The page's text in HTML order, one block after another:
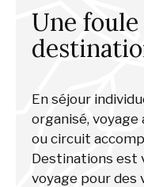
Une foule
En séjour
organisé,
ou circuit
Destinations est
voyage pour des